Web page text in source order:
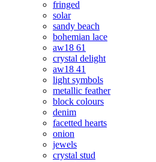
fringed
solar
sandy beach
bohemian lace
aw18 61
crystal delight
aw18 41
light symbols
metallic feather
block colours
denim
facetted hearts
onion
jewels
crystal stud